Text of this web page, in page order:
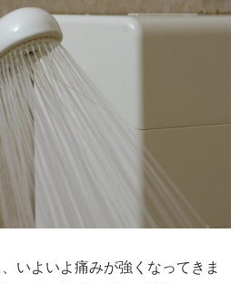
いよいよ痛みが強くなってきま